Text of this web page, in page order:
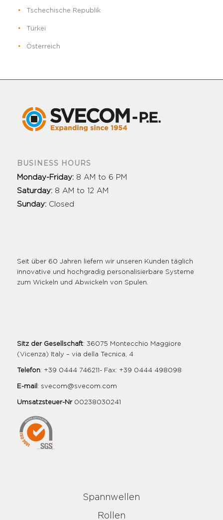
Tschechische Republik
Türkei
Österreich
BUSINESS HOURS
Monday-Friday: 8 AM to 6 PM
Saturday: 8 AM to 12 AM
Sunday: Closed
Seit über 60 Jahren liefern wir unseren Kunden täglich
innovative und hochgradig personalisierbare Systeme
zum Wickeln und Abwickeln von Spulen.
Sitz der Gesellschaft: 36075 Montecchio Maggiore
(Vicenza) Italy – via della Tecnica, 4
Telefon: +39 0444 746211- Fax: +39 0444 498098
E-mail : svecom@svecom.com
Umsatzsteuer-Nr00238030241
Spannwellen
Rollen